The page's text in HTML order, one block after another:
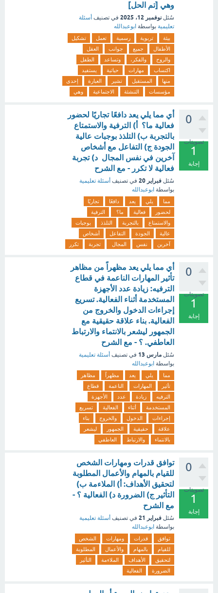
وهي [تم الحل]
سُئل نوفمبر 12، 2025 في تصنيف أسئلة
تعليمية بواسطة ابوعبدالله
بيئة تربوية رسمية تعمل
تشكيل
الأطفال
جميع جوانب
العقل
والروح
والفكر، وتساعد
الطفل
اكتساب
مهارات حياتية
يستفيد
منها
المستقبل تشير العبارة
إحدى
مؤسسات
التنشئة الاجتماعية وهي
0
تصويتات
1
إجابة
أي مما يلي يعد دافعًا تجاريًا لحضور
فعالية ما؟ أ) الترفية والاستمتاع
بالتجربة ب) التلذذ بوجبات عالية
الجودة ج) التفاعل مع أشخاص
آخرين في نفس المجال د) تجربة
فعالية لا تكرر - مع الشرح
سُئل فبراير 20 في تصنيف أسئلة تعليمية
بواسطة ابوعبدالله
مما يلي يعد دافعًا
تجاريًا
لحضور
فعالية ما؟
الترفية
والاستمتاع
بالتجربة التلذذ
بوجبات
عالية
الجودة التفاعل
أشخاص
آخرين
نفس المجال تجربة تكرر
0
تصويتات
1
إجابة
أي مما يلي يعد مظهراً من مظاهر
تأثير المهارات الناعمة في قطاع
الترفيه: زيادة عدد الأجهزة
المستخدمة أثناء الفعالية. تسريع
إجراءات الدخول والخروج من
الفعالية. بناء علاقة حقيقية مع
الجمهور ليشعر بالانتماء والارتباط
العاطفي. ؟ - مع الشرح
سُئل مارس 13 في تصنيف أسئلة تعليمية
بواسطة ابوعبدالله
مما يلي يعد مظهراً
مظاهر
تأثير
المهارات الناعمة
قطاع
الترفيه
زيادة عدد
الأجهزة
المستخدمة
أثناء الفعالية
تسريع
إجراءات
الدخول والخروج
بناء
علاقة
حقيقية الجمهور
ليشعر
بالانتماء
والارتباط العاطفي
0
تصويتات
1
إجابة
توافق قدرات ومهارات الشخص
للقيام بالمهام والأعمال المطلوبة
لتحقيق الأهداف: أ) الملاءمة ب)
التأثير ج) الضرورة د) الفعالية ؟ -
مع الشرح
سُئل فبراير 21 في تصنيف أسئلة تعليمية
بواسطة ابوعبدالله
توافق قدرات ومهارات
الشخص
للقيام
بالمهام والأعمال
المطلوبة
لتحقيق
الأهداف الملاءمة
التأثير
الضرورة
الفعالية